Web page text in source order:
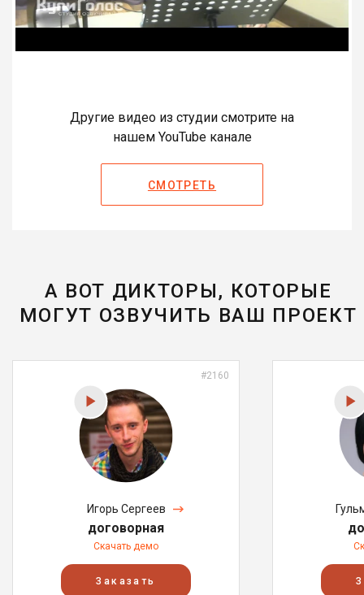
Другие видео из студии смотрите на
нашем YouTube канале
СМОТРЕТЬ
А ВОТ ДИКТОРЫ, КОТОРЫЕ
МОГУТ ОЗВУЧИТЬ ВАШ ПРОЕКТ
#2160
Игорь Сергеев
договорная
Скачать демо
Заказать